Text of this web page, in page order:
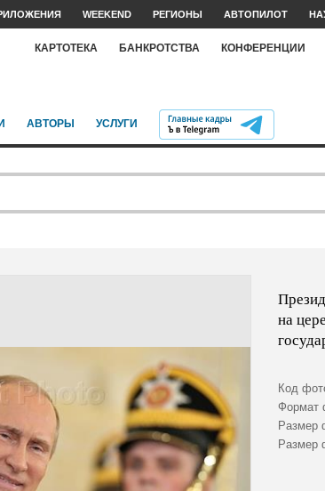
WEEKEND РЕГИОНЫ АВТОПИЛОТ
КАРТОТЕКА БАНКРОТСТВА КОНФЕРЕНЦИИ
АВТОРЫ УСЛУГИ
на
Код
Формат
Размер
Размер